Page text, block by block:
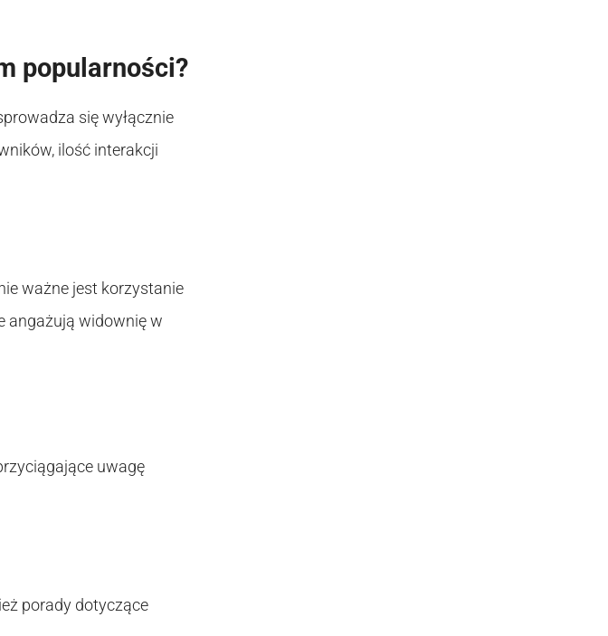
popularności?
się wyłącznie
ilość interakcji
ważne jest korzystanie
angażują widownię w
uwagę
porady dotyczące